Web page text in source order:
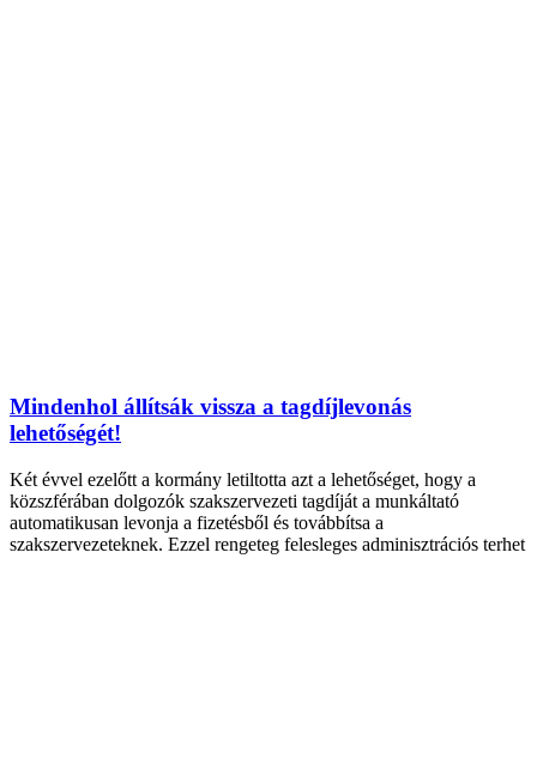
Mindenhol állítsák vissza a tagdíjlevonás
lehetőségét!
Két évvel ezelőtt a kormány letiltotta azt a lehetőséget, hogy a
közszférában dolgozók szakszervezeti tagdíját a munkáltató
automatikusan levonja a fizetésből és továbbítsa a
szakszervezeteknek. Ezzel rengeteg felesleges adminisztrációs terhet